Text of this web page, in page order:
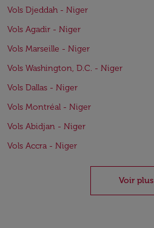
Vols Djeddah - Niger
Vols Agadir - Niger
Vols Marseille - Niger
Vols Washington, D.C. - Niger
Vols Dallas - Niger
Vols Montréal - Niger
Vols Abidjan - Niger
Vols Accra - Niger
Voir plus